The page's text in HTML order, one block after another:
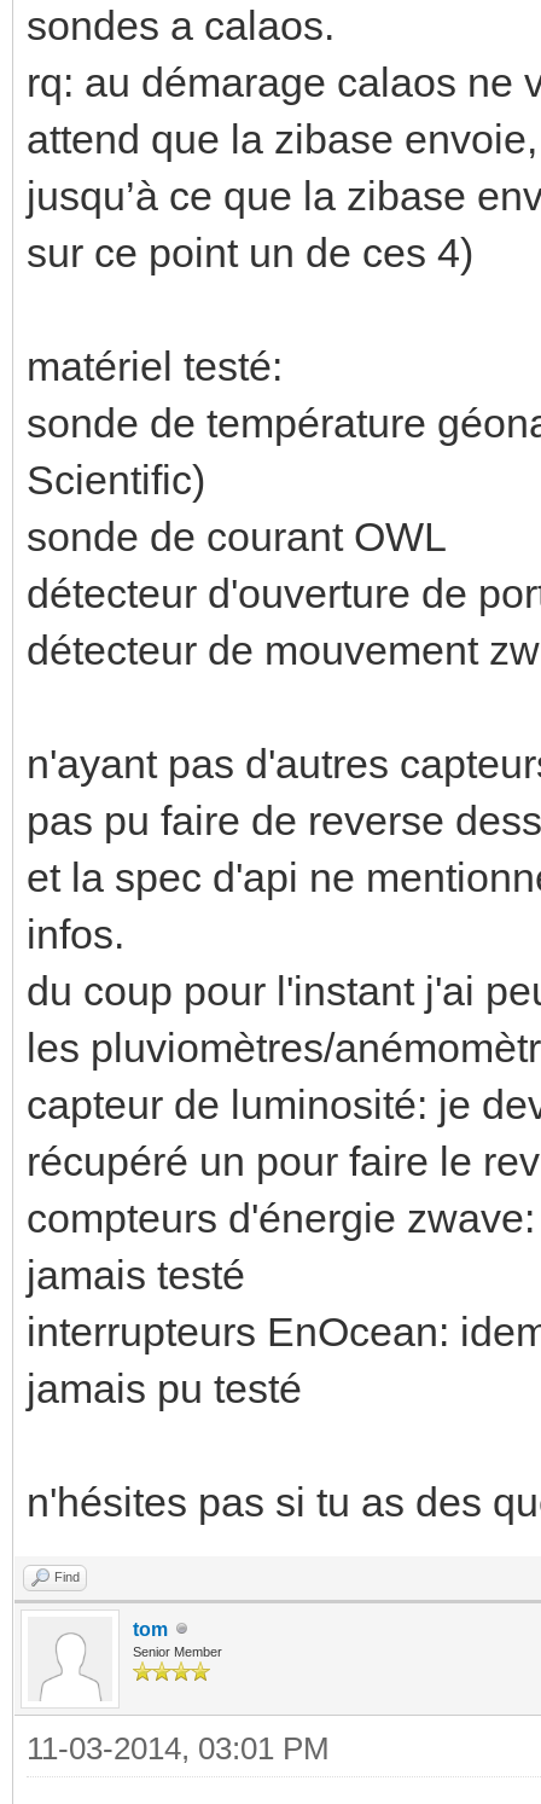
sondes a calaos.
rq: au démarage calaos ne
attend que la zibase
jusqu’à ce que la zibase
sur ce point un de ces 4)
matériel testé:
sonde de température
Scientific)
sonde de courant OWL
détecteur d'ouverture de
détecteur de mouvement
n'ayant pas d'autres
pas pu faire de reverse
et la spec d'api ne
infos.
du coup pour l'instant j'ai
les pluviomètres/
capteur de luminosité: je
récupéré un pour faire le
compteurs d'énergie
jamais testé
interrupteurs EnOcean:
jamais pu testé
n'hésites pas si tu as des
Find
tom
Senior Member
11-03-2014, 03:01 PM